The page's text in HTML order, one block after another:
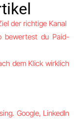
der richtige Kanal
bewertest du Paid-
dem Klick wirklich
Google, LinkedIn